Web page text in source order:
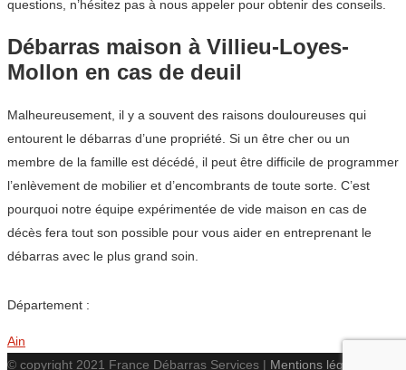
questions, n’hésitez pas à nous appeler pour obtenir des conseils.
Débarras maison à Villieu-Loyes-
Mollon en cas de deuil
Malheureusement, il y a souvent des raisons douloureuses qui
entourent le débarras d’une propriété. Si un être cher ou un
membre de la famille est décédé, il peut être difficile de programmer
l’enlèvement de mobilier et d’encombrants de toute sorte. C’est
pourquoi notre équipe expérimentée de vide maison en cas de
décès fera tout son possible pour vous aider en entreprenant le
débarras avec le plus grand soin.
Département :
Ain
© copyright 2021 France Débarras Services | Mentions légales